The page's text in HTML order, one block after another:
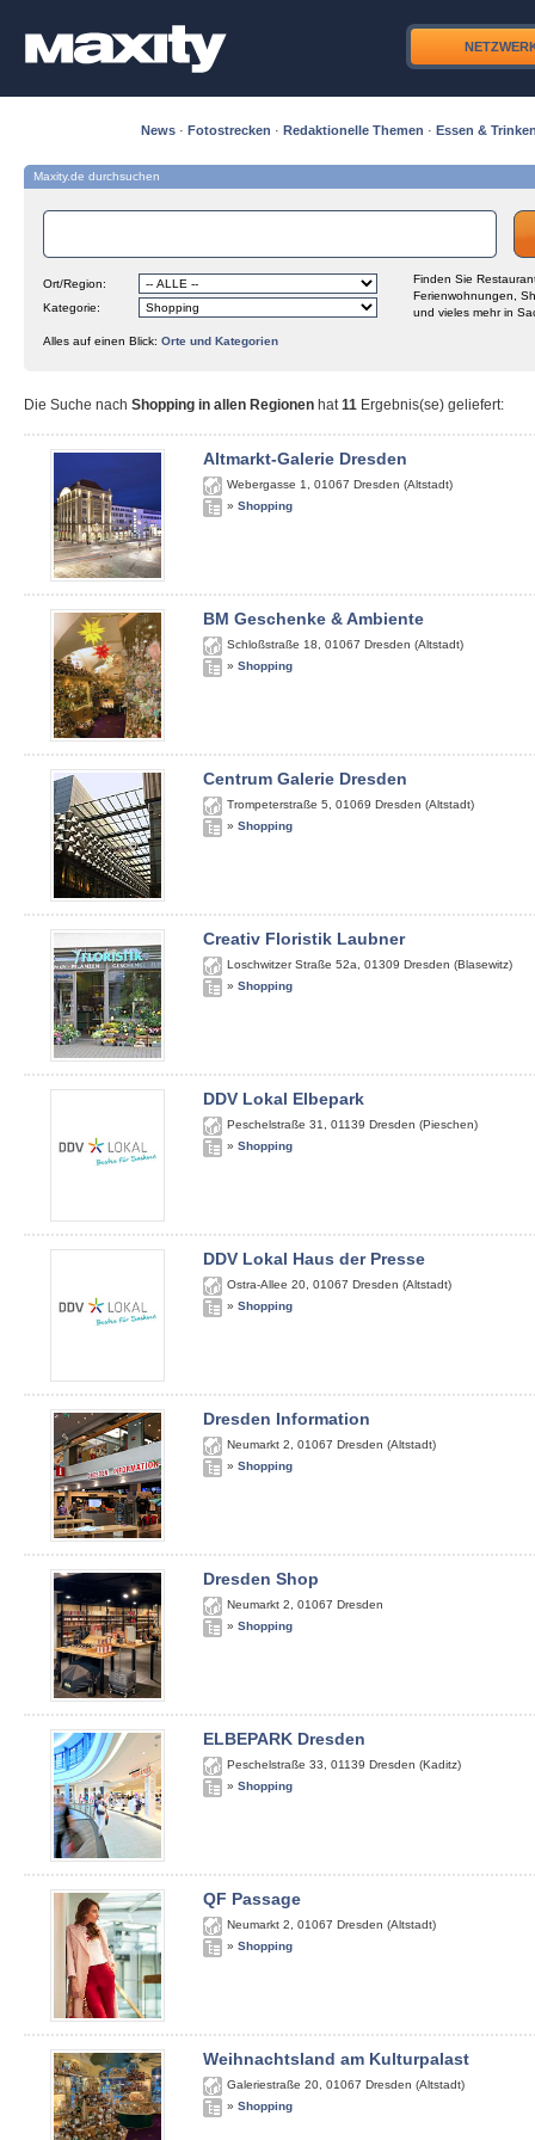
News · Fotostrecken · Redaktionelle Themen · Essen &
Maxity.de durchsuchen
Ort/Region:
Kategorie:
Finden Sie
Ferienwohnungen,
und vieles mehr in
Alles auf einen Blick: Orte und Kategorien
Die Suche nach Shopping in allen Regionen hat11 Ergebnis(se) geliefert:
Altmarkt-Galerie Dresden
Webergasse 1 01067 Dresden (Altstadt)
» Shopping
BM Geschenke & Ambiente
Schloßstraße 18 01067 Dresden (Altstadt)
» Shopping
Centrum Galerie Dresden
Trompeterstraße 5 01069 Dresden (Altstadt)
» Shopping
Creativ Floristik Laubner
Loschwitzer Straße 52a 01309 Dresden (Blasewitz)
» Shopping
DDV Lokal Elbepark
Peschelstraße 31 01139 Dresden (Pieschen)
» Shopping
DDV Lokal Haus der Presse
Ostra-Allee 20 01067 Dresden (Altstadt)
» Shopping
Dresden Information
Neumarkt 2 01067 Dresden (Altstadt)
» Shopping
Dresden Shop
Neumarkt 2 01067 Dresden
» Shopping
ELBEPARK Dresden
Peschelstraße 33 01139 Dresden (Kaditz)
» Shopping
QF Passage
Neumarkt 2 01067 Dresden (Altstadt)
» Shopping
Weihnachtsland am Kulturpalast
Galeriestraße 20 01067 Dresden (Altstadt)
» Shopping